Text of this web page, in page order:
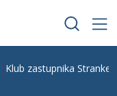
Klub zastupnika Stranke